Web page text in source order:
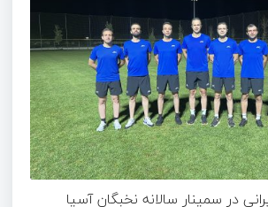
در سمینار سالانه نخبگان آسیا